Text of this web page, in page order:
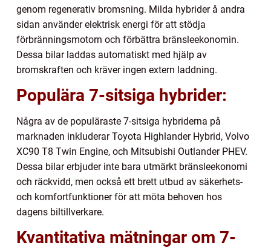
genom regenerativ bromsning. Milda hybrider å andra
sidan använder elektrisk energi för att stödja
förbränningsmotorn och förbättra bränsleekonomin.
Dessa bilar laddas automatiskt med hjälp av
bromskraften och kräver ingen extern laddning.
Populära 7-sitsiga hybrider:
Några av de populäraste 7-sitsiga hybriderna på
marknaden inkluderar Toyota Highlander Hybrid, Volvo
XC90 T8 Twin Engine, och Mitsubishi Outlander PHEV.
Dessa bilar erbjuder inte bara utmärkt bränsleekonomi
och räckvidd, men också ett brett utbud av säkerhets-
och komfortfunktioner för att möta behoven hos
dagens biltillverkare.
Kvantitativa mätningar om 7-